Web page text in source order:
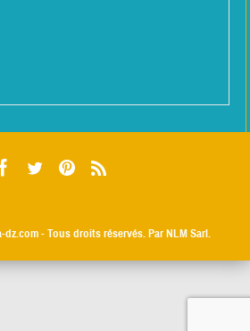
dz.com- Tous droits réservés. Par NLM Sarl.